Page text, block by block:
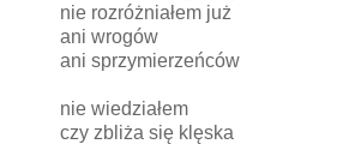
nie rozróżniałem już
ani wrogów
ani sprzymierzeńców
nie wiedziałem
czy zbliża się klęska